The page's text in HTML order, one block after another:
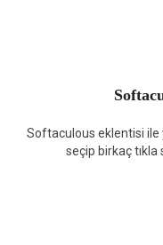
Softaculous eklentisi ile
seçip birkaç